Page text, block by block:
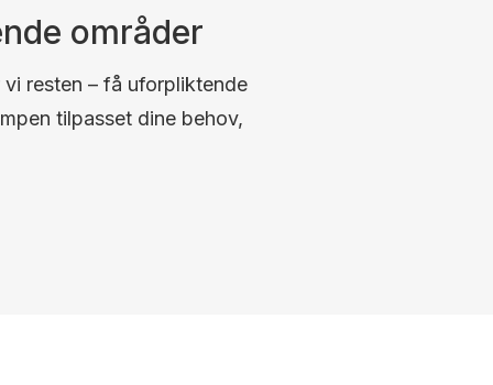
områder
resten – få uforpliktende
tilpasset dine behov,